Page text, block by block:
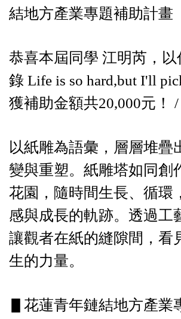
結地方產業專題補助計畫
恭喜本屆同學 江明芮，
錄 Life is so hard,but I'll
獲補助金額共20,000元！ /
以紙雕為語彙，層層堆疊
變與重塑。紙雕塔如同創
花園，隨時間生長、循環
感與成長的軌跡。透過工
讓觀者在紙的縫隙間，看
生的力量。
▋花蓮青年鏈結地方產業